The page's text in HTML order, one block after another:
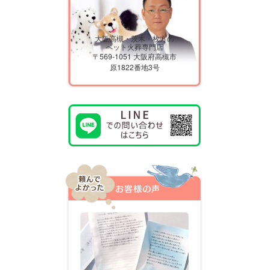
大阪高槻・茨木・枚方の
ペット火葬専門店
〒569-1051 大阪府高槻市
原1822番地3号